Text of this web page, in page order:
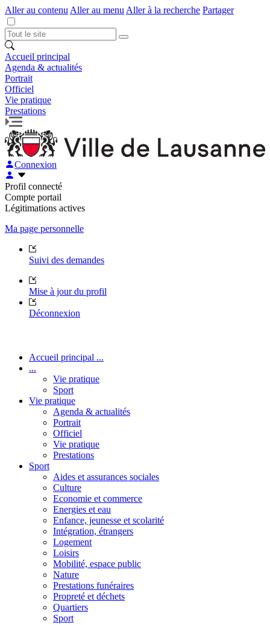
Aller au contenu Aller au menu Aller à la recherche Partager
Accueil principal
Agenda & actualités
Portrait
Officiel
Vie pratique
Prestations
Connexion
Profil connecté
Compte portail
Légitimations actives
Ma page personnelle
Suivi des demandes
Mise à jour du profil
Déconnexion
Accueil principal ...
...
Vie pratique
Sport
Vie pratique
Agenda & actualités
Portrait
Officiel
Vie pratique
Prestations
Sport
Aides et assurances sociales
Culture
Economie et commerce
Energies et eau
Enfance, jeunesse et scolarité
Intégration, étrangers
Logement
Loisirs
Mobilité, espace public
Nature
Prestations funéraires
Propreté et déchets
Quartiers
Sport